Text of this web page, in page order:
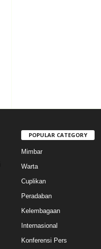
POPULAR CATEGORY
Mimbar
Warta
Cuplikan
Peradaban
Kelembagaan
Internasional
Konferensi Pers